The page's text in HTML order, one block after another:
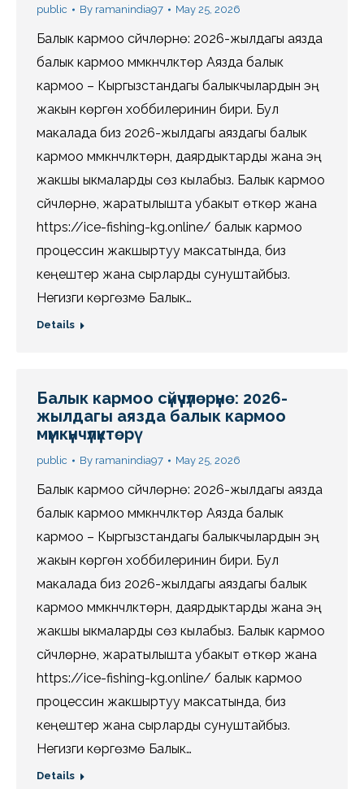
public By ramanindia97 May 25, 2026
Балык кармоо сүйүүчүлөрүнө: 2026-жылдагы аязда
балык кармоо мүмкүнчүлүктөрү Аязда балык
кармоо – Кыргызстандагы балыкчылардын эң
жакын көргөн хоббилеринин бири. Бул
макалада биз 2026-жылдагы аяздагы балык
кармоо мүмкүнчүлүктөрүн, даярдыктарды жана эң
жакшы ыкмаларды сөз кылабыз. Балык кармоо
сүйүүчүлөрүнө, жаратылышта убакыт өткөрүү жана
https://ice-fishing-kg.online/ балык кармоо
процессин жакшыртуу максатында, биз
кеңештер жана сырларды сунуштайбыз.
Негизги көргөзмө Балык…
Details
Балык кармоо сүйүүчүлөрүнө: 2026-
жылдагы аязда балык кармоо
мүмкүнчүлүктөрү
public By ramanindia97 May 25, 2026
Балык кармоо сүйүүчүлөрүнө: 2026-жылдагы аязда
балык кармоо мүмкүнчүлүктөрү Аязда балык
кармоо – Кыргызстандагы балыкчылардын эң
жакын көргөн хоббилеринин бири. Бул
макалада биз 2026-жылдагы аяздагы балык
кармоо мүмкүнчүлүктөрүн, даярдыктарды жана эң
жакшы ыкмаларды сөз кылабыз. Балык кармоо
сүйүүчүлөрүнө, жаратылышта убакыт өткөрүү жана
https://ice-fishing-kg.online/ балык кармоо
процессин жакшыртуу максатында, биз
кеңештер жана сырларды сунуштайбыз.
Негизги көргөзмө Балык…
Details